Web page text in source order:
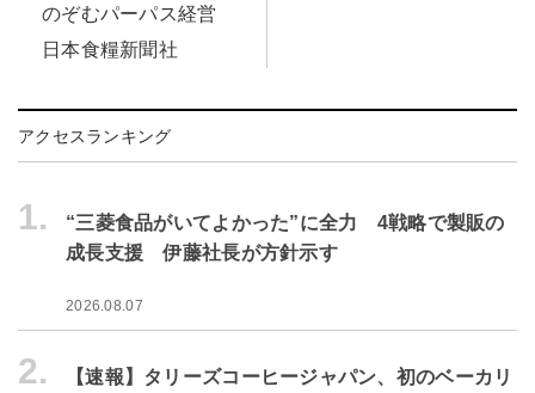
のぞむパーパス経営
日本食糧新聞社
アクセスランキング
1.
“三菱食品がいてよかった”に全力 4戦略で製販の
成長支援 伊藤社長が方針示す
2026.08.07
2.
【速報】タリーズコーヒージャパン、初のベーカリ